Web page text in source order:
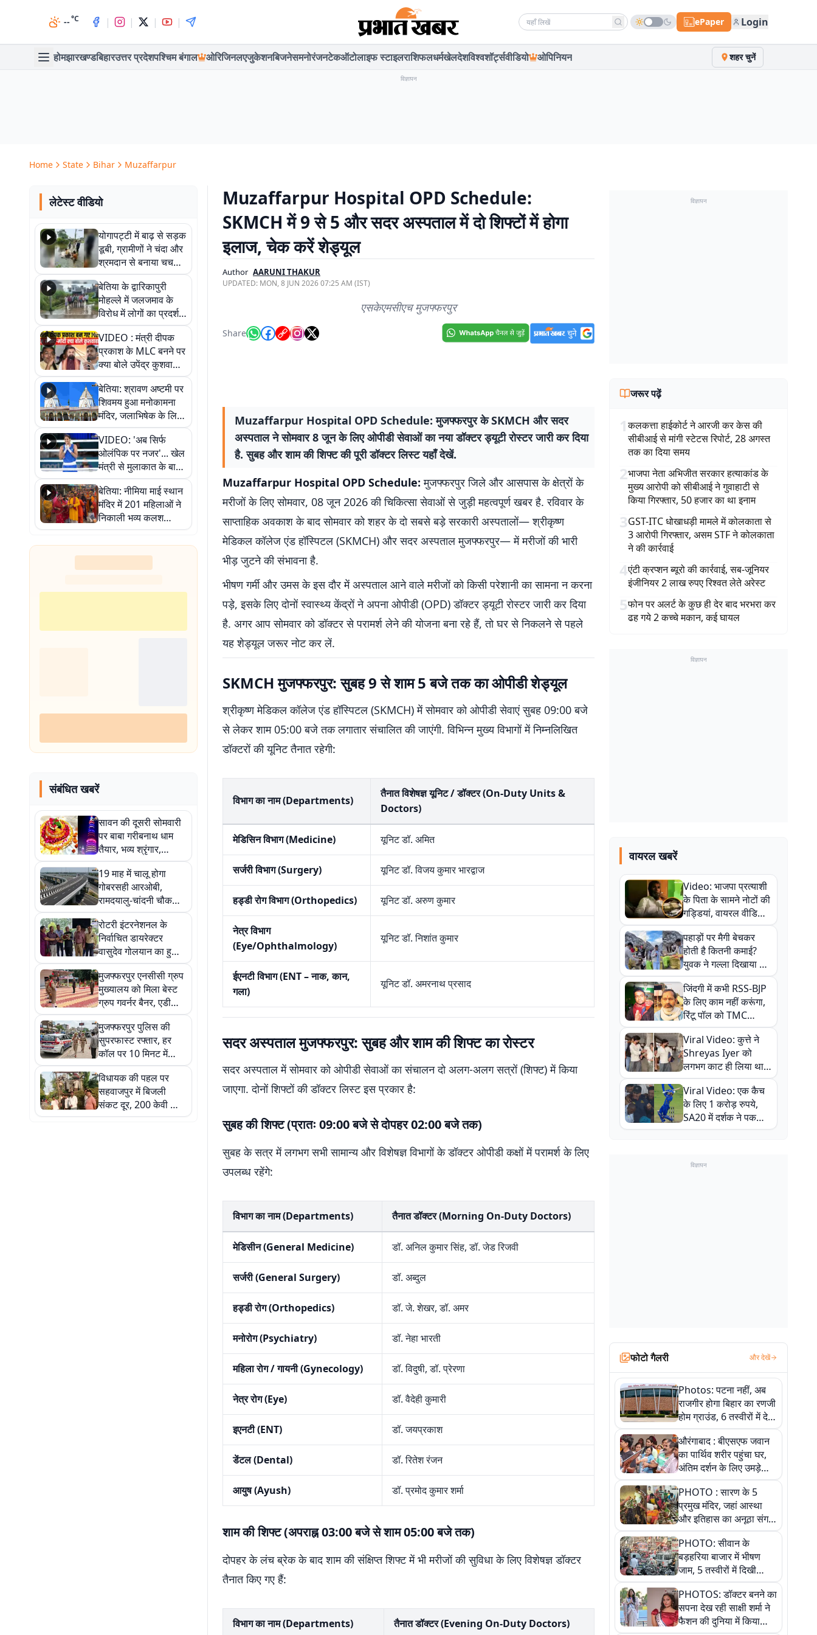
--°C | | | | Search news ePaper Login
होमझारखण्डबिहारउत्तर प्रदेशपश्चिम बंगाल ओरिजिनलएजुकेशनबिजनेसमनोरंजनटेकऑटोलाइफ स्टाइलराशिफलधर्मखेलदेशविश्वशॉर्ट्सवीडियो ओपिनियन शहर चुनें
विज्ञापन
Home State Bihar Muzaffarpur
लेटेस्ट वीडियो
योगापट्टी में बाढ़ से सड़क
डूबी, ग्रामीणों ने चंदा और
श्रमदान से बनाया चचरी
पुल
बेतिया के द्वारिकापुरी
मोहल्ले में जलजमाव के
विरोध में लोगों का प्रदर्शन,
स्थायी समाधान की मांग
VIDEO : मंत्री दीपक
प्रकाश के MLC बनने पर
क्या बोले उपेंद्र कुशवाहा,
सुनिए
बेतिया: श्रावण अष्टमी पर
शिवमय हुआ मनोकामना
मंदिर, जलाभिषेक के लिए
लगी लंबी कतारें
VIDEO: 'अब सिर्फ
ओलंपिक पर नजर'... खेल
मंत्री से मुलाकात के बाद
जैसमीन लंबोरिया का बड़ा
बयान
बेतिया: नीमिया माई स्थान
मंदिर में 201 महिलाओं ने
निकाली भव्य कलश
शोभायात्रा, शिवलिंग
प्राण-प्रतिष्ठा महोत्सव
शुरू
संबंधित खबरें
सावन की दूसरी सोमवारी
पर बाबा गरीबनाथ धाम
तैयार, भव्य श्रृंगार,
जगमगाती सजावट,
कांवरियों के लिए विशेष
इंतजाम और सजा बाजार
19 माह में चालू होगा
गोबरसही आरओबी,
रामदयालु-चांदनी चौक
होगा सिक्स लेन, इमली
चौक- मिठनपुरा टू लेन
रोटरी इंटरनेशनल के
निर्वाचित डायरेक्टर
वासुदेव गोलयान का हुआ
भव्य स्वागत
मुजफ्फरपुर एनसीसी ग्रुप
मुख्यालय को मिला बेस्ट
ग्रुप गवर्नर बैनर, एडीजी
ने की सराहना
मुजफ्फरपुर पुलिस की
सुपरफास्ट रफ्तार, हर
कॉल पर 10 मिनट में
हाजिर हो रही डायल 112
विधायक की पहल पर
सहवाजपुर में बिजली
संकट दूर, 200 केवी का
नया ट्रांसफार्मर हुआ
Muzaffarpur Hospital OPD Schedule:
SKMCH में 9 से 5 और सदर अस्पताल में दो शिफ्टों में होगा
इलाज, चेक करें शेड्यूल
Author AARUNI THAKUR
UPDATED: MON, 8 JUN 2026 07:25 AM (IST)
एसकेएमसीएच मुजफ्फरपुर
Share
Muzaffarpur Hospital OPD Schedule: मुजफ्फरपुर के SKMCH और सदर
अस्पताल ने सोमवार 8 जून के लिए ओपीडी सेवाओं का नया डॉक्टर ड्यूटी रोस्टर जारी कर दिया
है. सुबह और शाम की शिफ्ट की पूरी डॉक्टर लिस्ट यहाँ देखें.
Muzaffarpur Hospital OPD Schedule:मुजफ्फरपुर जिले और आसपास के क्षेत्रों के
मरीजों के लिए सोमवार, 08 जून 2026 की चिकित्सा सेवाओं से जुड़ी महत्वपूर्ण खबर है. रविवार के
साप्ताहिक अवकाश के बाद सोमवार को शहर के दो सबसे बड़े सरकारी अस्पतालों— श्रीकृष्ण
मेडिकल कॉलेज एंड हॉस्पिटल (SKMCH) और सदर अस्पताल मुजफ्फरपुर— में मरीजों की भारी
भीड़ जुटने की संभावना है.
भीषण गर्मी और उमस के इस दौर में अस्पताल आने वाले मरीजों को किसी परेशानी का सामना न करना
पड़े, इसके लिए दोनों स्वास्थ्य केंद्रों ने अपना ओपीडी (OPD) डॉक्टर ड्यूटी रोस्टर जारी कर दिया
है. अगर आप सोमवार को डॉक्टर से परामर्श लेने की योजना बना रहे हैं, तो घर से निकलने से पहले
यह शेड्यूल जरूर नोट कर लें.
SKMCH मुजफ्फरपुर: सुबह 9 से शाम 5 बजे तक का ओपीडी शेड्यूल
श्रीकृष्ण मेडिकल कॉलेज एंड हॉस्पिटल (SKMCH) में सोमवार को ओपीडी सेवाएं सुबह 09:00 बजे
से लेकर शाम 05:00 बजे तक लगातार संचालित की जाएंगी. विभिन्न मुख्य विभागों में निम्नलिखित
डॉक्टरों की यूनिट तैनात रहेगी:
विभाग का नाम (Departments)
तैनात विशेषज्ञ यूनिट / डॉक्टर (On-Duty Units &
Doctors)
मेडिसिन विभाग (Medicine) यूनिट डॉ. अमित
सर्जरी विभाग (Surgery) यूनिट डॉ. विजय कुमार भारद्वाज
हड्डी रोग विभाग (Orthopedics) यूनिट डॉ. अरुण कुमार
नेत्र विभाग
(Eye/Ophthalmology)
यूनिट डॉ. निशांत कुमार
ईएनटी विभाग (ENT – नाक, कान,
गला)
यूनिट डॉ. अमरनाथ प्रसाद
सदर अस्पताल मुजफ्फरपुर: सुबह और शाम की शिफ्ट का रोस्टर
सदर अस्पताल में सोमवार को ओपीडी सेवाओं का संचालन दो अलग-अलग सत्रों (शिफ्ट) में किया
जाएगा. दोनों शिफ्टों की डॉक्टर लिस्ट इस प्रकार है:
सुबह की शिफ्ट (प्रातः 09:00 बजे से दोपहर 02:00 बजे तक)
सुबह के सत्र में लगभग सभी सामान्य और विशेषज्ञ विभागों के डॉक्टर ओपीडी कक्षों में परामर्श के लिए
उपलब्ध रहेंगे:
विभाग का नाम (Departments) तैनात डॉक्टर (Morning On-Duty Doctors)
मेडिसीन (General Medicine) डॉ. अनिल कुमार सिंह, डॉ. जेड रिजवी
सर्जरी (General Surgery) डॉ. अब्दुल
हड्डी रोग (Orthopedics) डॉ. जे. शेखर, डॉ. अमर
मनोरोग (Psychiatry) डॉ. नेहा भारती
महिला रोग / गायनी (Gynecology) डॉ. विदुषी, डॉ. प्रेरणा
नेत्र रोग (Eye) डॉ. वैदेही कुमारी
इएनटी (ENT) डॉ. जयप्रकाश
डेंटल (Dental) डॉ. रितेश रंजन
आयुष (Ayush) डॉ. प्रमोद कुमार शर्मा
शाम की शिफ्ट (अपराह्न 03:00 बजे से शाम 05:00 बजे तक)
दोपहर के लंच ब्रेक के बाद शाम की संक्षिप्त शिफ्ट में भी मरीजों की सुविधा के लिए विशेषज्ञ डॉक्टर
तैनात किए गए हैं:
विभाग का नाम (Departments) तैनात डॉक्टर (Evening On-Duty Doctors)
विज्ञापन
जरूर पढ़ें
1कलकत्ता हाईकोर्ट ने आरजी कर केस की
सीबीआई से मांगी स्टेटस रिपोर्ट, 28 अगस्त
तक का दिया समय
2भाजपा नेता अभिजीत सरकार हत्याकांड के
मुख्य आरोपी को सीबीआई ने गुवाहाटी से
किया गिरफ्तार, 50 हजार का था इनाम
3GST-ITC धोखाधड़ी मामले में कोलकाता से
3 आरोपी गिरफ्तार, असम STF ने कोलकाता
ने की कार्रवाई
4एंटी क्रप्शन ब्यूरो की कार्रवाई, सब-जूनियर
इंजीनियर 2 लाख रुपए रिश्वत लेते अरेस्ट
5फोन पर अलर्ट के कुछ ही देर बाद भरभरा कर
ढह गये 2 कच्चे मकान, कई घायल
विज्ञापन
वायरल खबरें
Video: भाजपा प्रत्याशी
के पिता के सामने नोटों की
गड्डियां, वायरल वीडियो
से राजनीति में उबाल,
अजित महतो बोले- TMC
की गंदी चाल
पहाड़ों पर मैगी बेचकर
होती है कितनी कमाई?
युवक ने गल्ला दिखाया तो
नौकरी वालों के खड़े हो गए
कान
जिंदगी में कभी RSS-BJP
के लिए काम नहीं करूंगा,
रिंटू पॉल को TMC
ऑफिस में ले जाकर पीटा,
Video वायरल
Viral Video: कुत्ते ने
Shreyas Iyer को
लगभग काट ही लिया था,
न्यूजीलैंड सीरीज से पहले
बाल-बाल बचे
Viral Video: एक कैच
के लिए 1 करोड़ रुपये,
SA20 में दर्शक ने पकड़ा
एक हाथ से गजब का कैच
विज्ञापन
फोटो गैलरी और देखें
Photos: पटना नहीं, अब
राजगीर होगा बिहार का रणजी
होम ग्राउंड, 6 तस्वीरों में देखें
नए स्टेडियम की पूरी कहानी
औरंगाबाद : बीएसएफ जवान
का पार्थिव शरीर पहुंचा घर,
अंतिम दर्शन के लिए उमड़े
लोग
PHOTO : सारण के 5
प्रमुख मंदिर, जहां आस्था
और इतिहास का अनूठा संगम,
तस्वीरों में जानिए
PHOTO: सीवान के
बड़हरिया बाजार में भीषण
जाम, 5 तस्वीरों में दिखी
अव्यवस्था
PHOTOS: डॉक्टर बनने का
सपना देख रही साक्षी शर्मा ने
फैशन की दुनिया में किया